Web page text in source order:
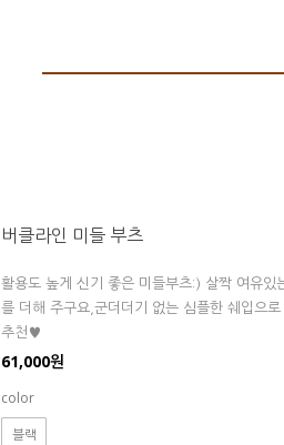
버클라인 미들 부츠
활용도 높게 신기 좋은 미들부츠:) 살짝 여유있
를 더해 주구요,군더더기 없는 심플한 쉐입으
추천♥
61,000원
color
블랙